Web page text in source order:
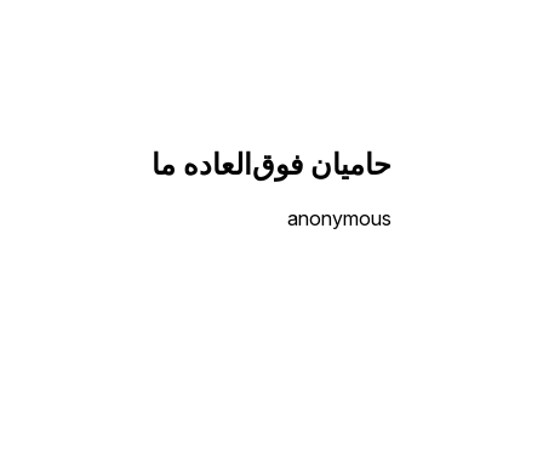
حامیان فوق‌العاده ما
anonymous